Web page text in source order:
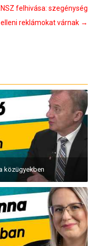
felhivása: szegénység
elleni reklámokat várnak →
közügyekben